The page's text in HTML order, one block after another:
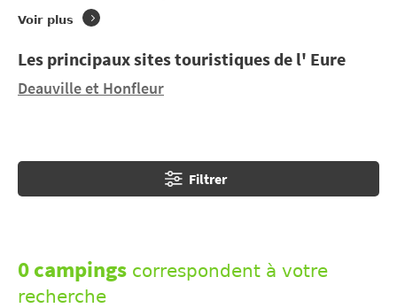
Voir plus
Les principaux sites touristiques de l' Eure
Deauville et Honfleur
Filtrer
0 campings correspondent à votre
recherche